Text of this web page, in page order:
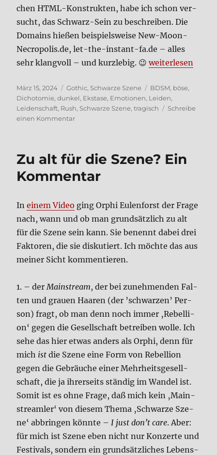
chen HTML-Kon­struk­ten, habe ich schon ver­
sucht, das Schwarz-Sein zu beschrei­ben. Die
Domains hie­ßen bei­spiels­wei­se New-Moon-
Necropolis.de, let-the-instant-fa.de – alles
sehr klang­voll – und kurz­le­big. 😉„Schwarz sein…“
wei­ter­le­sen
Veröffentlicht
am
März 15, 2024 Kategorien
Gothic, Schwarze Szene Schlagwörter
BDSM, böse,
Dichotomie,dunkel, Ekstase, Emotionen, Leiden,
Leidenschaft, Rush, Schwarze Szene,tragisch
Schreibe
einen Kommentarzu
Zu alt für die Sze­ne? Ein
Kom­men­tar
Ineinem Video ging Orphi Eulen­forst der Fra­ge
nach, wann und ob man grund­sätz­lich zu alt
für die Sze­ne sein kann. Sie benennt dabei drei
Fak­to­ren, die sie dis­ku­tiert. Ich möch­te das aus
mei­ner Sicht kom­men­tie­ren.
1. – derMain­stream, der bei zuneh­men­den Fal­
ten und grau­en Haa­ren (der ’schwar­zen’ Per­
son) fragt, ob man denn noch immer ‚Rebel­li­
on‘ gegen die Gesell­schaft betrei­ben wol­le. Ich
sehe das hier etwas anders als Orphi, denn für
mich ist die Sze­ne eine Form von Rebel­li­on
gegen die Gebräu­che einer Mehr­heits­ge­sell­
schaft, die ja ihrer­seits stän­dig im Wan­del ist.
Somit ist es ohne Fra­ge, daß mich kein ‚Main­
stream­ler‘ von die­sem The­ma ‚Schwar­ze Sze­
ne‘ abbrin­gen könn­te –I just don’t care. Aber:
für mich ist Sze­ne eben nicht nur Kon­zer­te und
Festi­vals, son­dern ein grund­sätz­li­ches Lebens­